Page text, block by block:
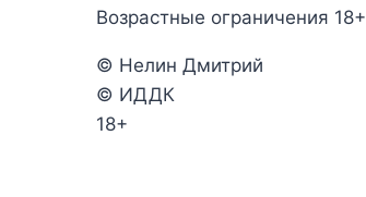
Возрастные ограничения 18+
© Нелин Дмитрий
© ИДДК
18+